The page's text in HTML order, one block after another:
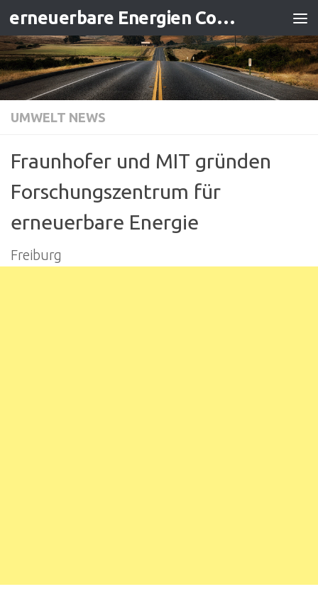
Zum Inhalt springen erneuerbare Energien Contracting
UMWELT NEWS
Fraunhofer und MIT gründen
Forschungszentrum für
erneuerbare Energie
Freiburg